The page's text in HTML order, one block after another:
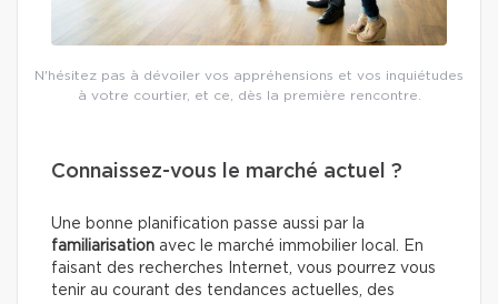
N'hésitez pas à dévoiler vos appréhensions et vos inquiétudes
à votre courtier, et ce, dès la première rencontre.
Connaissez-vous le marché actuel ?
Une bonne planification passe aussi par la
familiarisation avec le marché immobilier local. En
faisant des recherches Internet, vous pourrez vous
tenir au courant des tendances actuelles, des